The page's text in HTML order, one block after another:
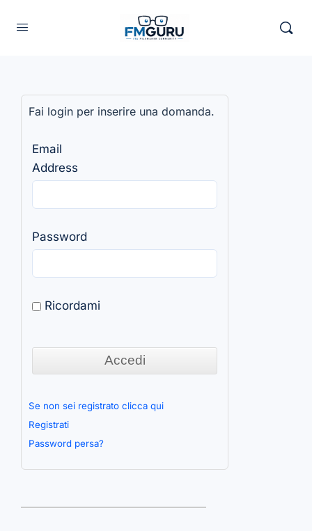
Fai login per inserire una domanda.
Email
Address
Password
Ricordami
Se non sei registrato clicca qui
Registrati
Password persa?